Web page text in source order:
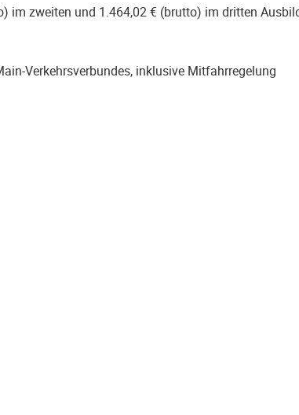
im zweiten und 1.464,02 € (brutto) im dritten
Verkehrsverbundes, inklusive Mitfahrregelung